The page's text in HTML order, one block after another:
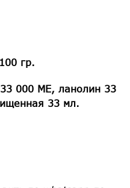
гр.
000 МЕ, ланолин 33
33 мл.